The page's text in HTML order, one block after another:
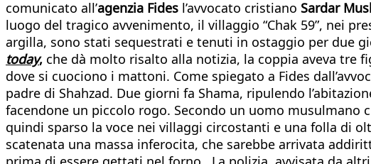
comunicato all’agenzia Fides l’avvocato cristiano Sardar
luogo del tragico avvenimento, il villaggio “Chak 59”, nei
argilla, sono stati sequestrati e tenuti in ostaggio per due
today, che dà molto risalto alla notizia, la coppia aveva tre
dove si cuociono i mattoni. Come spiegato a Fides
padre di Shahzad. Due giorni fa Shama, ripulendo
facendone un piccolo rogo. Secondo un uomo musulmano
quindi sparso la voce nei villaggi circostanti e una folla di
scatenata una massa inferocita, che sarebbe arrivata